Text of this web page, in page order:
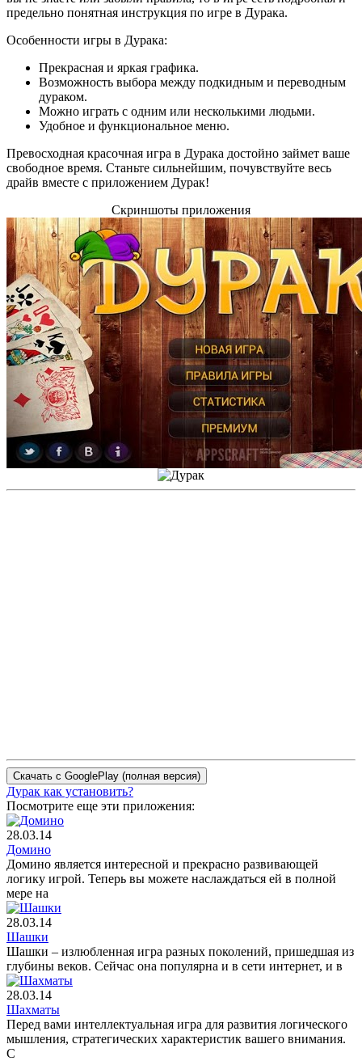
предельно понятная инструкция по игре в Дурака.
Особенности игры в Дурака:
Прекрасная и яркая графика.
Возможность выбора между подкидным и переводным
дураком.
Можно играть с одним или несколькими людьми.
Удобное и функциональное меню.
Превосходная красочная игра в Дурака достойно займет ваше
свободное время. Станьте сильнейшим, почувствуйте весь
драйв вместе с приложением Дурак!
Скриншоты приложения
Дурак как установить?
Посмотрите еще эти приложения:
28.03.14
Домино
Домино является интересной и прекрасно развивающей
логику игрой. Теперь вы можете наслаждаться ей в полной
мере на
28.03.14
Шашки
Шашки – излюбленная игра разных поколений, пришедшая из
глубины веков. Сейчас она популярна и в сети интернет, и в
28.03.14
Шахматы
Перед вами интеллектуальная игра для развития логического
мышления, стратегических характеристик вашего внимания.
С